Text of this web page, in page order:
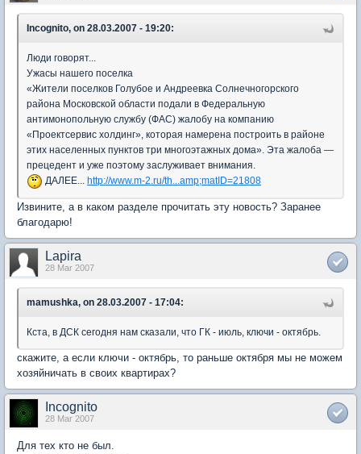
Incognito, on 28.03.2007 - 19:20:
Люди говорят...
Ужасы нашего поселка
«Жители поселков Голубое и Андреевка Солнечногорского
района Московской области подали в Федеральную
антимонопольную службу (ФАС) жалобу на компанию
«Проектсервис холдинг», которая намерена построить в районе
этих населенных пунктов три многоэтажных дома». Эта жалоба —
прецедент и уже поэтому заслуживает внимания.
ДАЛЕЕ... http://www.m-2.ru/th...amp;matID=21808
Извините, а в каком разделе прочитать эту новость? Заранее
благодарю!
Lapira
28 Mar 2007
mamushka, on 28.03.2007 - 17:04:
Кста, в ДСК сегодня нам сказали, что ГК - июль, ключи - октябрь.
скажите, а если ключи - октябрь, то раньше октября мы не можем
хозяйничать в своих квартирах?
Incognito
28 Mar 2007
Для тех кто не был.